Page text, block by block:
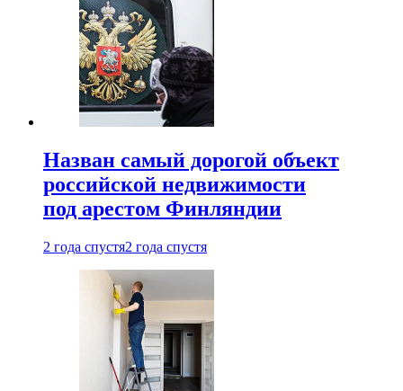
Назван самый дорогой объект
российской недвижимости
под арестом Финляндии
2 года спустя2 года спустя